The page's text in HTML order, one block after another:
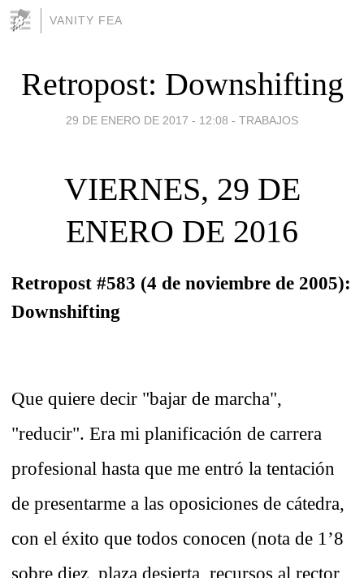
VANITY FEA
Retropost: Downshifting
29 DE ENERO DE 2017 - 12:08 - TRABAJOS
VIERNES, 29 DE
ENERO DE 2016
Retropost #583 (4 de noviembre de 2005):
Downshifting
Que quiere decir "bajar de marcha",
"reducir". Era mi planificación de carrera
profesional hasta que me entró la tentación
de presentarme a las oposiciones de cátedra,
con el éxito que todos conocen (nota de 1’8
sobre diez, plaza desierta, recursos al rector,